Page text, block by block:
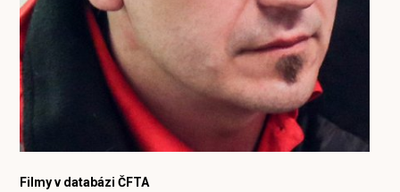
Filmy v databázi ČFTA